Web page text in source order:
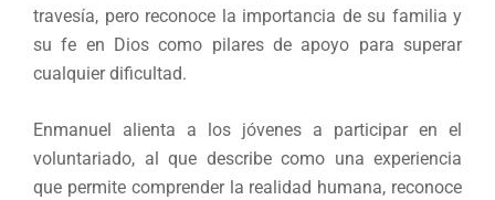
travesía, pero reconoce la importancia de su familia y
su fe en Dios como pilares de apoyo para superar
cualquier dificultad.
Enmanuel alienta a los jóvenes a participar en el
voluntariado, al que describe como una experiencia
que permite comprender la realidad humana, reconoce